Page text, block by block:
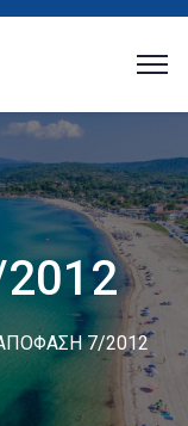
7/2012